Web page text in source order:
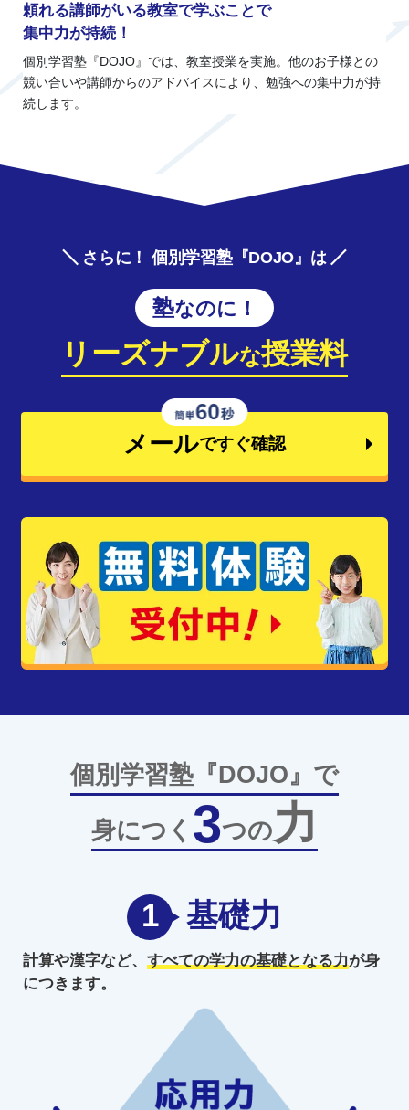
頼れる講師がいる教室で学ぶことで
集中力が持続！
個別学習塾『DOJO』では、教室授業を実施。他のお子様との
競い合いや講師からのアドバイスにより、勉強への集中力が持
続します。
さらに！ 個別学習塾『DOJO』は
塾なのに！
リーズナブルな授業料
メールですぐ確認
個別学習塾『DOJO』で
身につく 3つの力
1 基礎力
計算や漢字など、 すべての学力の基礎となる力が身
につきます。